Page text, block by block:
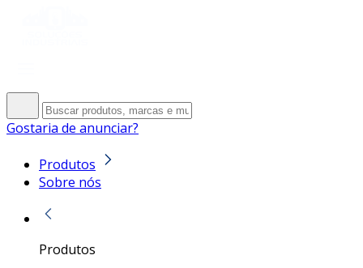
Gostaria de anunciar?
Produtos
Sobre nós
Produtos